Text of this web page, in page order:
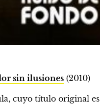
sin ilusiones (2010)
cuyo título original es